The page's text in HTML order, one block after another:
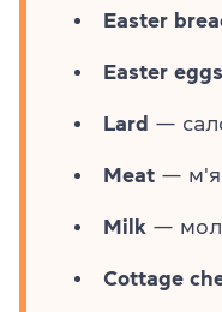
Easter
Easter eggs
Lard —
Meat —
Milk —
Cottage